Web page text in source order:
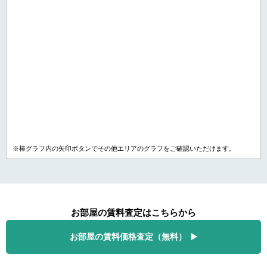
※棒グラフ内の矢印ボタンでその他エリアのグラフをご確認いただけます。
お部屋の賃料査定はこちらから
お部屋の賃料価格査定（無料）